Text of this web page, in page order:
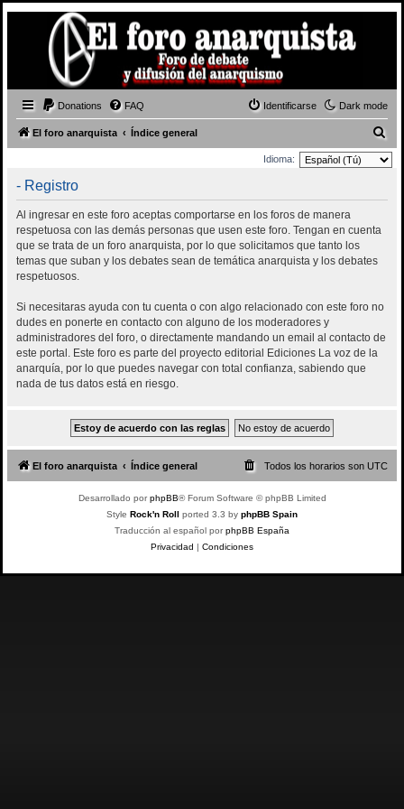
Dark mode
Donations FAQ Identificarse
El foro anarquista Índice general
u
Idioma:
- Registro
Al ingresar en este foro aceptas comportarse en los foros de manera
respetuosa con las demás personas que usen este foro. Tengan en cuenta
que se trata de un foro anarquista, por lo que solicitamos que tanto los
temas que suban y los debates sean de temática anarquista y los debates
respetuosos.
Si necesitaras ayuda con tu cuenta o con algo relacionado con este foro no
dudes en ponerte en contacto con alguno de los moderadores y
administradores del foro, o directamente mandando un email al contacto de
este portal. Este foro es parte del proyecto editorial Ediciones La voz de la
anarquía, por lo que puedes navegar con total confianza, sabiendo que
nada de tus datos está en riesgo.
El foro anarquista Índice general Todos los horarios son UTC
Desarrollado porphpBB® Forum Software © phpBB Limited
Style Rock'n Roll ported 3.3 by phpBB Spain
Traducción al español porphpBB España
Privacidad | Condiciones